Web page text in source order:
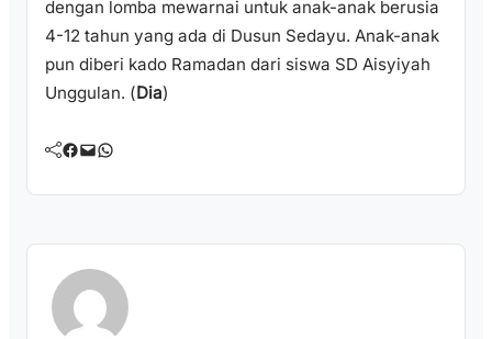
dengan lomba mewarnai untuk anak-anak berusia
4-12 tahun yang ada di Dusun Sedayu. Anak-anak
pun diberi kado Ramadan dari siswa SD Aisyiyah
Unggulan. (Dia)
Facebook Mail WhatsApp